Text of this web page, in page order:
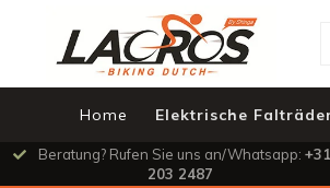
Home Elektrische
Beratung? Rufen Sie uns an/Whatsapp:
203 2487